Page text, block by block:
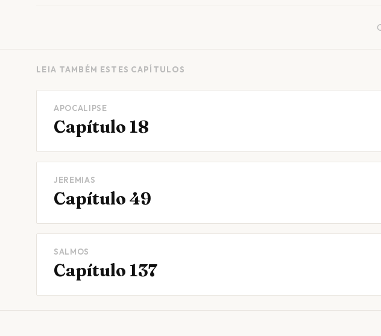
LEIA TAMBÉM ESTES CAPÍTULOS
APOCALIPSE
Capítulo 18
JEREMIAS
Capítulo 49
SALMOS
Capítulo 137